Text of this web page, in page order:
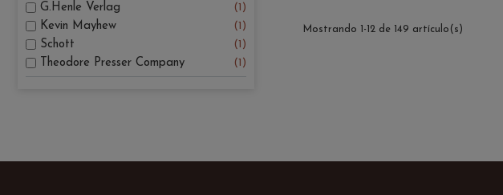
G.Henle Verlag
1
Kevin Mayhew
1
Schott
1
Theodore Presser Company
1
Mostrando 1-12 de 149 artículo(s)